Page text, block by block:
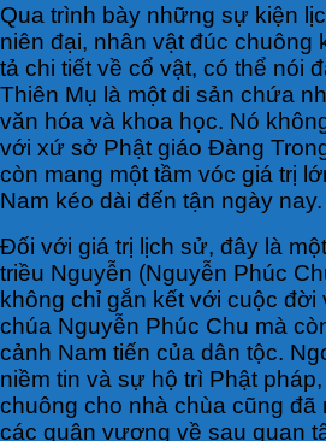
Qua trình bày những sự kiện
niên đại, nhân vật đúc chuông
tả chi tiết về cổ vật, có thể nói
Thiên Mụ là một di sản chứa
văn hóa và khoa học. Nó
với xứ sở Phật giáo Đàng
còn mang một tầm vóc giá trị
Nam kéo dài đến tận ngày nay.
Đối với giá trị lịch sử, đây là
triều Nguyễn (Nguyễn Phúc
không chỉ gắn kết với cuộc đời
chúa Nguyễn Phúc Chu mà
cảnh Nam tiến của dân tộc.
niềm tin và sự hộ trì Phật
chuông cho nhà chùa cũng đã
các quân vương về sau quan